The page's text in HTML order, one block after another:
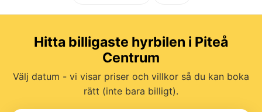
Hitta billigaste hyrbilen i Piteå
Centrum
Välj datum - vi visar priser och villkor så du kan boka
rätt (inte bara billigt).